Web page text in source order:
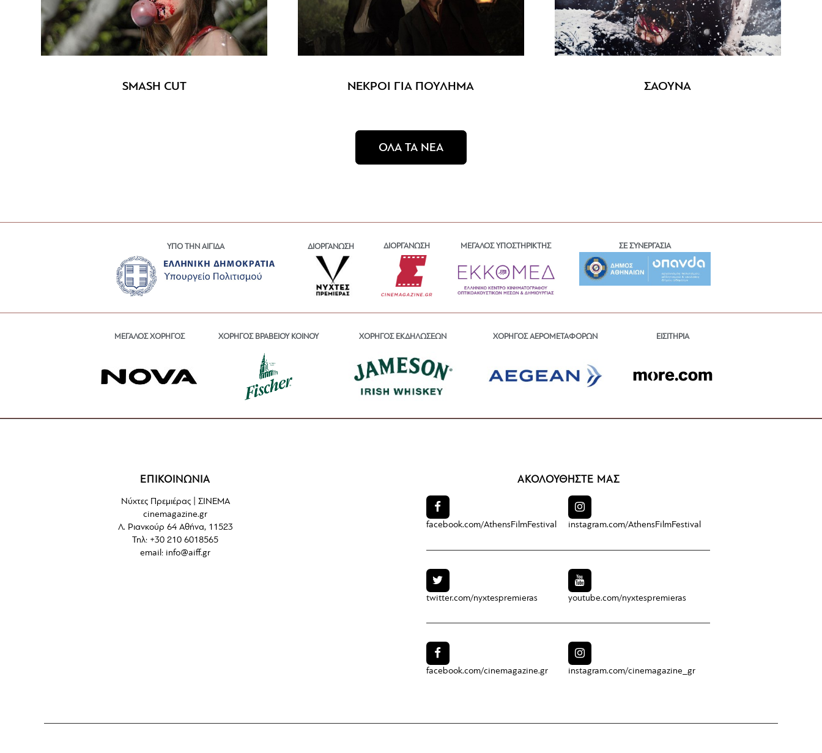
SMASH CUT ΝΕΚΡΟΙ ΓΙΑ ΠΟΥΛΗΜΑ ΣΑΟΥΝΑ
ΟΛΑ ΤΑ ΝΕΑ
ΥΠΟ ΤΗΝ ΑΙΓΙΔΑ ΔΙΟΡΓΑΝΩΣΗ ΔΙΟΡΓΑΝΩΣΗ ΜΕΓΑΛΟΣ ΥΠΟΣΤΗΡΙΚΤΗΣ ΣΕ ΣΥΝΕΡΓΑΣΙΑ
ΜΕΓΑΛΟΣ ΧΟΡΗΓΟΣ ΧΟΡΗΓΟΣ ΒΡΑΒΕΙΟΥ ΚΟΙΝΟΥ ΧΟΡΗΓΟΣ ΕΚΔΗΛΩΣΕΩΝ ΧΟΡΗΓΟΣ ΑΕΡΟΜΕΤΑΦΟΡΩΝ ΕΙΣΙΤΗΡΙΑ
ΕΠΙΚΟΙΝΩΝΙΑ
Νύχτες Πρεμιέρας | ΣΙΝΕΜΑ
cinemagazine.gr
Λ. Ριανκούρ 64 Αθήνα, 11523
Τηλ: +30 210 6018565
email: info@aiff.gr
ΑΚΟΛΟΥΘΗΣΤΕ ΜΑΣ
facebook.com/AthensFilmFestival
twitter.com/nyxtespremieras
facebook.com/cinemagazine.gr
instagram.com/AthensFilmFestival
youtube.com/nyxtespremieras
instagram.com/cinemagazine_gr